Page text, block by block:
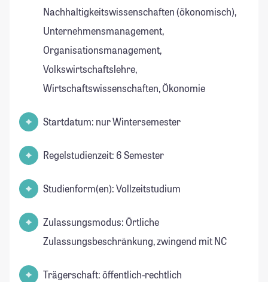
Nachhaltigkeitswissenschaften (ökonomisch),
Unternehmensmanagement,
Organisationsmanagement,
Volkswirtschaftslehre,
Wirtschaftswissenschaften, Ökonomie
Startdatum: nur Wintersemester
Regelstudienzeit: 6 Semester
Studienform(en): Vollzeitstudium
Zulassungsmodus: Örtliche
Zulassungsbeschränkung, zwingend mit NC
Trägerschaft: öffentlich-rechtlich